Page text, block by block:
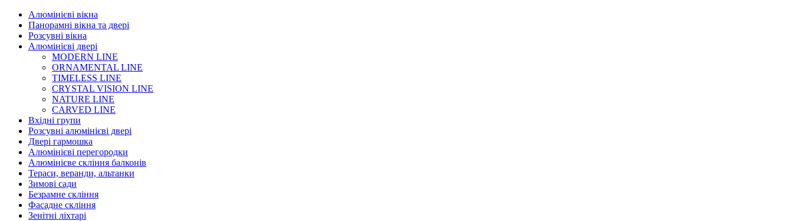
Алюмінієві вікна
Панорамні вікна та двері
Розсувні вікна
Алюмінієві двері
MODERN LINE
ORNAMENTAL LINE
TIMELESS LINE
CRYSTAL VISION LINE
NATURE LINE
CARVED LINE
Вхідні групи
Розсувні алюмінієві двері
Двері гармошка
Алюмінієві перегородки
Алюмінієве скління балконів
Тераси, веранди, альтанки
Зимові сади
Безрамне скління
Фасадне скління
Зенітні ліхтарі